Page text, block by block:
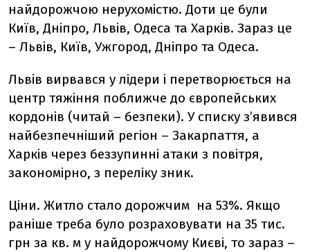
найдорожчою нерухомістю. Доти це були
Київ, Дніпро, Львів, Одеса та Харків. Зараз це
– Львів, Київ, Ужгород, Дніпро та Одеса.
Львів вирвався у лідери і перетворюється на
центр тяжіння поближче до європейських
кордонів (читай – безпеки). У списку з’явився
найбезпечніший регіон – Закарпаття, а
Харків через беззупинні атаки з повітря,
закономірно, з переліку зник.
Ціни. Житло стало дорожчим на 53%. Якщо
раніше треба було розраховувати на 35 тис.
грн за кв. м у найдорожчому Києві, то зараз –